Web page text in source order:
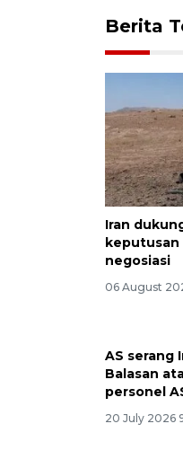
Berita
Iran
keputusan
negosiasi
06 August
AS serang
Balasan
personel
20 July 2026